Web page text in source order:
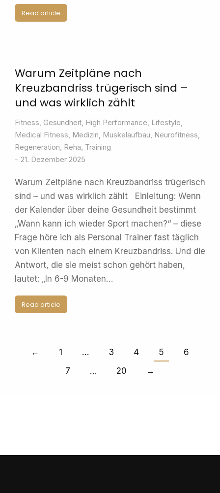
Read article
Warum Zeitpläne nach
Kreuzbandriss trügerisch sind –
und was wirklich zählt
Fitness, Gesundheit, High Performance, Lifestyle,
Medical Fitness, Medizin, Muskelaufbau, Neurofitness,
Regeneration, Reha, Training
21. Dezember 2025
Warum Zeitpläne nach Kreuzbandriss trügerisch
sind – und was wirklich zählt Einleitung: Wenn
der Kalender über deine Gesundheit bestimmt
„Wann kann ich wieder Sport machen?“ – diese
Frage höre ich als Personal Trainer fast täglich
von Klienten nach einem Kreuzbandriss. Und die
Antwort, die sie meist schon gehört haben,
lautet: „In 6-9 Monaten…
Read article
← 1 … 3 4 5
6
7
… 20 →